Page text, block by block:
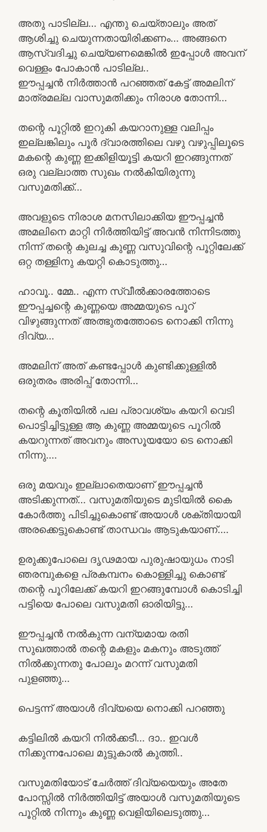
അതു പാടില്ല… എന്തു ചെയ്താലും അത്
ആശിച്ചു ചെയുന്നതായിരിക്കണം… അങ്ങനെ
ആസ്വദിച്ചു ചെയ്യണമെങ്കിൽ ഇപ്പോൾ അവന്
വെള്ളം പോകാൻ പാടില്ല..
ഈപ്പച്ചൻ നിർത്താൻ പറഞ്ഞത് കേട്ട് അമലിന്
മാത്രമല്ല വാസുമതിക്കും നിരാശ തോന്നി…
തന്റെ പൂറ്റിൽ ഇറുകി കയറാനുള്ള വലിപ്പം
ഇല്ലങ്കിലും പൂർ ദ്വാരത്തിലെ വഴു വഴുപ്പിലൂടെ
മകന്റെ കുണ്ണ ഇക്കിളിയൂട്ടി കയറി ഇറങ്ങുന്നത്
ഒരു വല്ലാത്ത സുഖം നൽകിയിരുന്നു
വസുമതിക്ക്…
അവളുടെ നിരാശ മനസിലാക്കിയ ഈപ്പച്ചൻ
അമലിനെ മാറ്റി നിർത്തിയിട്ട് അവൻ നിന്നിടത്തു
നിന്ന് തന്റെ കുലച്ച കുണ്ണ വസുവിന്റെ പൂറ്റിലേക്ക്
ഒറ്റ തള്ളിനു കയറ്റി കൊടുത്തു…
ഹാവൂ.. മ്മേ.. എന്ന സ്വീൽക്കാരത്തോടെ
ഈപ്പച്ചന്റെ കുണ്ണയെ അമ്മയുടെ പൂറ്
വിഴുങ്ങുന്നത് അത്ഭുതത്തോടെ നൊക്കി നിന്നു
ദിവ്യ…
അമലിന് അത് കണ്ടപ്പോൾ കുണ്ടിക്കുള്ളിൽ
ഒരുതരം അരിപ്പ് തോന്നി…
തന്റെ കൂതിയിൽ പല പ്രാവശ്യം കയറി വെടി
പൊട്ടിച്ചിട്ടുള്ള ആ കുണ്ണ അമ്മയുടെ പൂറിൽ
കയറുന്നത് അവനും അസൂയയോ ടെ നൊക്കി
നിന്നു….
ഒരു മയവും ഇല്ലാതെയാണ് ഈപ്പച്ചൻ
അടിക്കുന്നത്… വസുമതിയുടെ മുടിയിൽ കൈ
കോർത്തു പിടിച്ചുകൊണ്ട് അയാൾ ശക്തിയായി
അരക്കെട്ടുകൊണ്ട് താന്ധവം ആടുകയാണ്….
ഉരുക്കുപോലെ ദൃഢമായ പുരുഷായുധം നാടി
ഞരമ്പുകളെ പ്രകമ്പനം കൊള്ളിച്ചു കൊണ്ട്
തന്റെ പൂറിലേക്ക് കയറി ഇറങ്ങുമ്പോൾ കൊടിച്ചി
പട്ടിയെ പോലെ വസുമതി ഓരിയിട്ടു…
ഈപ്പച്ചൻ നൽകുന്ന വന്യമായ രതി
സുഖത്താൽ തന്റെ മകളും മകനും അടുത്ത്
നിൽക്കുന്നതു പോലും മറന്ന് വസുമതി
പുളഞ്ഞു…
പെട്ടന്ന് അയാൾ ദിവ്യയെ നൊക്കി പറഞ്ഞു
കട്ടിലിൽ കയറി നിൽക്കടീ… ദാ.. ഇവൾ
നിക്കുന്നപോലെ മുട്ടുകാൽ കുത്തി..
വസുമതിയോട് ചേർത്ത് ദിവ്യയെയും അതേ
പോസ്സിൽ നിർത്തിയിട്ട് അയാൾ വസുമതിയുടെ
പൂറ്റിൽ നിന്നും കുണ്ണ വെളിയിലെടുത്തു…